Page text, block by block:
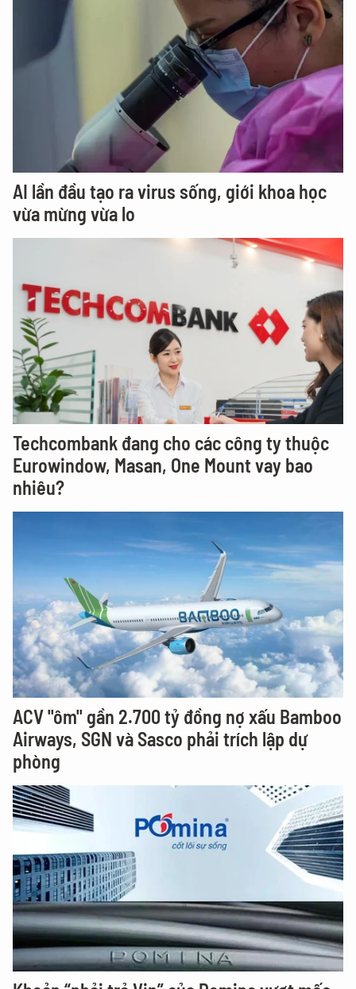
AI lần đầu tạo ra virus sống, giới khoa học
vừa mừng vừa lo
Techcombank đang cho các công ty thuộc
Eurowindow, Masan, One Mount vay bao
nhiêu?
ACV "ôm" gần 2.700 tỷ đồng nợ xấu Bamboo
Airways, SGN và Sasco phải trích lập dự
phòng